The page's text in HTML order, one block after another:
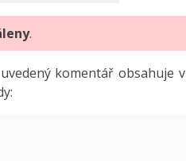
.
komentář obsahuje v